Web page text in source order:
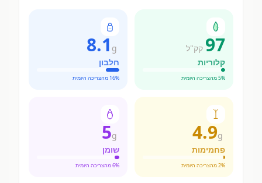
97 קק"ל
קלוריות
5% מהצריכה היומית
8.1 g
חלבון
16% מהצריכה היומית
4.9g
פחמימות
2% מהצריכה היומית
5g
שומן
6% מהצריכה היומית